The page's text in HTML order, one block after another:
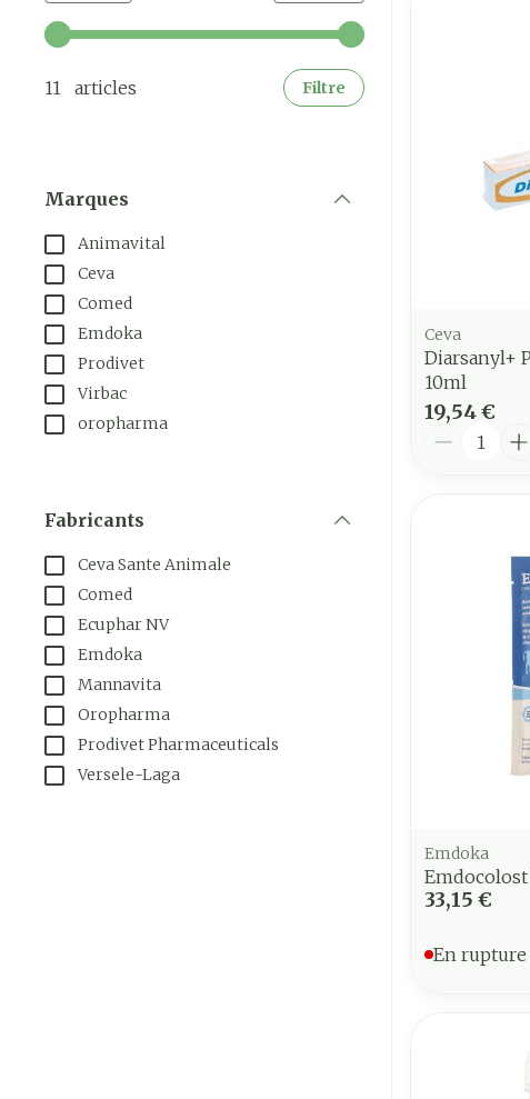
Utilisez les touches fléchées gauche et droite pour
11 articles Filtre
Marques
Animavital
Ceva
Comed
Emdoka
Prodivet
Virbac
oropharma
Fabricants
Ceva Sante Animale
Comed
Ecuphar NV
Emdoka
Mannavita
Oropharma
Prodivet Pharmaceuticals
Versele-Laga
Ceva
Diarsanyl+
10ml
19,54 €
Quantité
Emdoka
Emdocolost
33,15 €
En